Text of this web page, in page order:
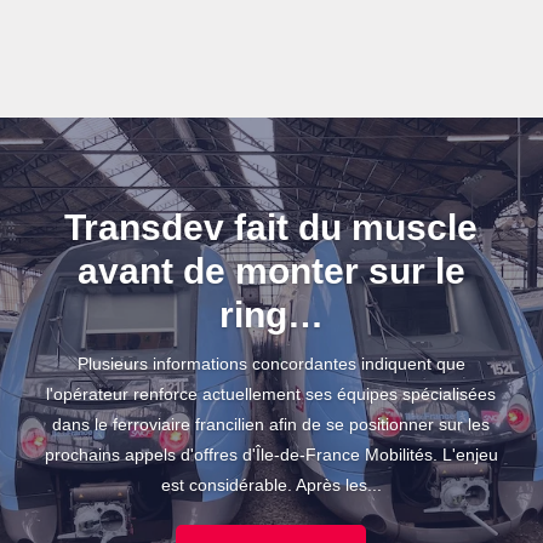
Transdev fait du muscle
avant de monter sur le
ring…
Plusieurs informations concordantes indiquent que
l'opérateur renforce actuellement ses équipes spécialisées
dans le ferroviaire francilien afin de se positionner sur les
prochains appels d'offres d'Île-de-France Mobilités. L'enjeu
est considérable. Après les...